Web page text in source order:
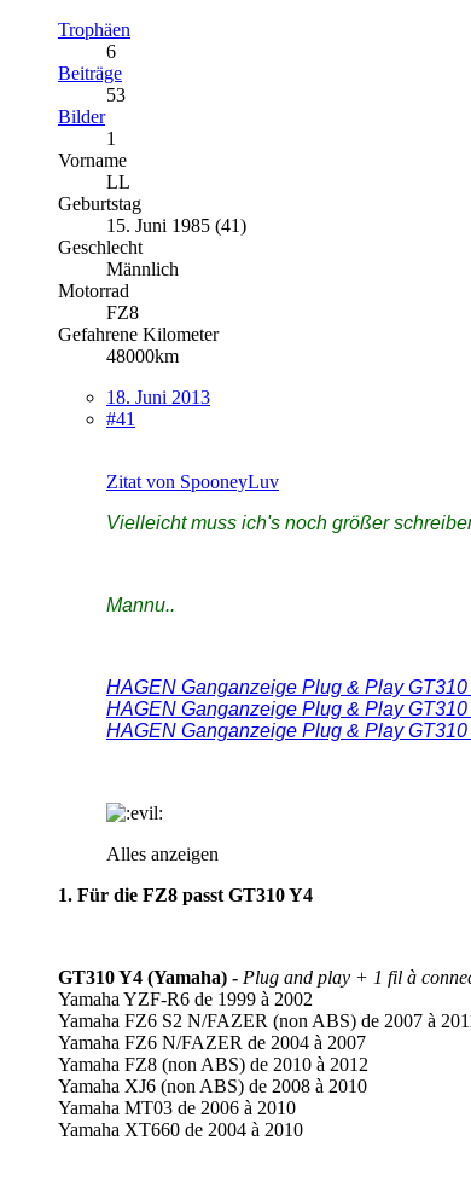
Trophäen
6
Beiträge
53
Bilder
1
Vorname
LL
Geburtstag
15. Juni 1985 (41)
Geschlecht
Männlich
Motorrad
FZ8
Gefahrene Kilometer
48000km
18. Juni 2013
#41
Zitat von SpooneyLuv
Vielleicht muss ich's noch größer
Mannu..
HAGEN Ganganzeige Plug & Play
HAGEN Ganganzeige Plug & Play
HAGEN Ganganzeige Plug & Play
Alles anzeigen
1. Für die FZ8 passt GT310 Y4
GT310 Y4 (Yamaha) - Plug and play + 1 fil à
Yamaha YZF-R6 de 1999 à 2002
Yamaha FZ6 S2 N/FAZER (non ABS) de 2007 à
Yamaha FZ6 N/FAZER de 2004 à 2007
Yamaha FZ8 (non ABS) de 2010 à 2012
Yamaha XJ6 (non ABS) de 2008 à 2010
Yamaha MT03 de 2006 à 2010
Yamaha XT660 de 2004 à 2010